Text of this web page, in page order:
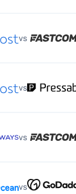
vs
vs
vs
vs